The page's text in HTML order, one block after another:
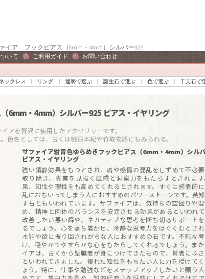
ア フックピアス（6mm・4mm）シルバー925
いて ご利用ガイド お問い合わせ
ネックレス リング 運勢で選ぶ 誕生石で選ぶ 色で選ぶ 干支石で
6mm・4mm）シルバー925 ピアス・イヤリング
アを贅沢に使用したアクセサリーです。
名としては、古くは続日本紀や竹取物語にもみられる。
サファイア紺青色ゆらめきフックピアス（6mm・4mm）シル
ピアス・イヤリング
強い鎮静効果をもつとされ、魂や感情の混乱をしずめて不必
取り除き、真実を見抜く直感と洞察力をもたらすとされま
果、知性や理性をも高めてくれるとされます。すぐに感情的
乱におちいってしまう人におすすめのパワーストーンです。英
す石ともいわれています。サファイアは、気持ちの空回りや
め、精神と肉体のバランスを安定させる効果があるといわれて
改善したい悪い癖や、ネガティブな思考を断ち切るサポート
るでしょう。心を落ち着かせ、冷静な思考力をはぐくむとされ
本能や欲に振り回されがちな人におすすめの石です。不純な
け、穏やかでやすらかな心をもたらしてくれるでしょう。ま
イアは、古くから聖職者が身につけてきたもので、賢者にふ
といわれてきました。優れた知性をもちたい人に力を授けて
ょう。特に、仕事や勉強などをステップアップしたいと願う